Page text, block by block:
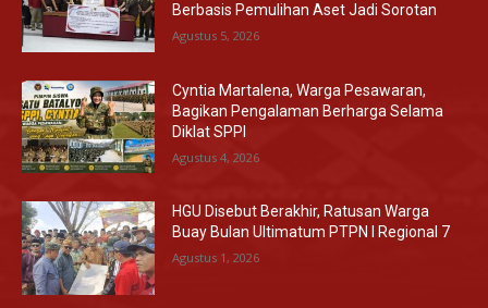
Berbasis Pemulihan Aset Jadi Sorotan
Agustus 5, 2026
Cyntia Martalena, Warga Pesawaran,
Bagikan Pengalaman Berharga Selama
Diklat SPPI
Agustus 4, 2026
HGU Disebut Berakhir, Ratusan Warga
Buay Bulan Ultimatum PTPN I Regional 7
Agustus 1, 2026